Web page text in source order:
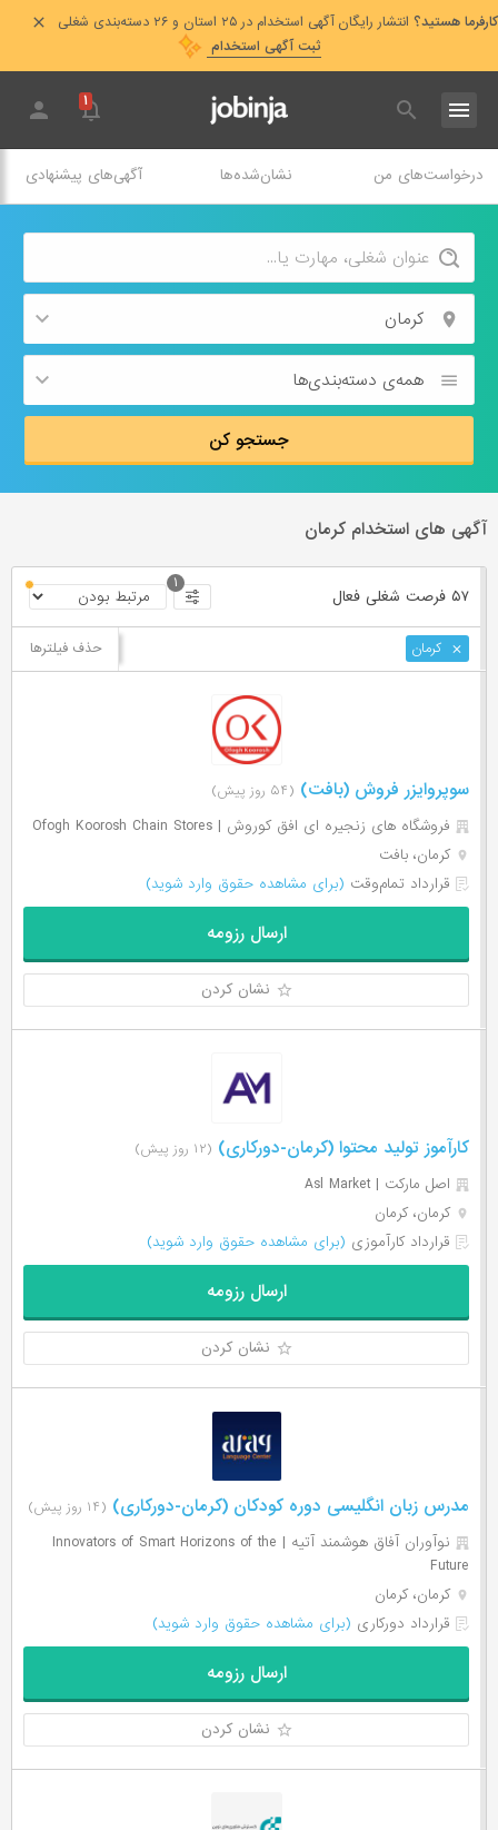
کارفرما هستید؟ انتشار رایگان آگهی استخدام در ۲۵ استان و ۲۶ دسته‌بندی شغلی
ثبت آگهی استخدام
۱
درخواست‌های من نشان‌شده‌ها آگهی‌های پیشنهادی
کرمان
همه‌ی دسته‌بندی‌ها
جستجو کن
آگهی های استخدام کرمان
۵۷ فرصت ‌شغلی فعال
۱
کرمان حذف فیلترها
سوپروایزر فروش (بافت) (۵۴ روز پیش)
فروشگاه های زنجیره ای افق کوروش | Ofogh Koorosh Chain Stores
کرمان، بافت
قرارداد تمام‌وقت (برای مشاهده حقوق وارد شوید)
ارسال رزومه
نشان کردن
کارآموز تولید محتوا (کرمان-دورکاری) (۱۲ روز پیش)
اصل مارکت | Asl Market
کرمان، کرمان
قرارداد کارآموزی (برای مشاهده حقوق وارد شوید)
ارسال رزومه
نشان کردن
مدرس زبان انگلیسی دوره کودکان (کرمان-دورکاری) (۱۴ روز پیش)
نوآوران آفاق هوشمند آتیه | Innovators of Smart Horizons of the
Future
کرمان، کرمان
قرارداد دورکاری (برای مشاهده حقوق وارد شوید)
ارسال رزومه
نشان کردن